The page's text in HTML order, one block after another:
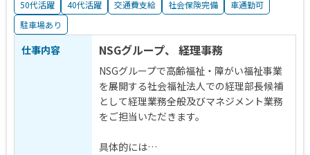
50代活躍 40代活躍 交通費支給 社会保険完備
車通勤可
駐車場あり
仕事内容 NSGグループ、 経理事務
NSGグループで高齢福祉・障がい福祉事業
を展開する社会福祉法人での経理部長候補
として経理業務全般及びマネジメント業務
をご担当いただきます。
具体的には…